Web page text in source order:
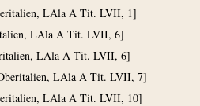
LAla A Tit. LVII, 1]
LAla A Tit. LVII, 6]
LAla A Tit. LVII, 6]
LAla A Tit. LVII, 7]
LAla A Tit. LVII, 10]